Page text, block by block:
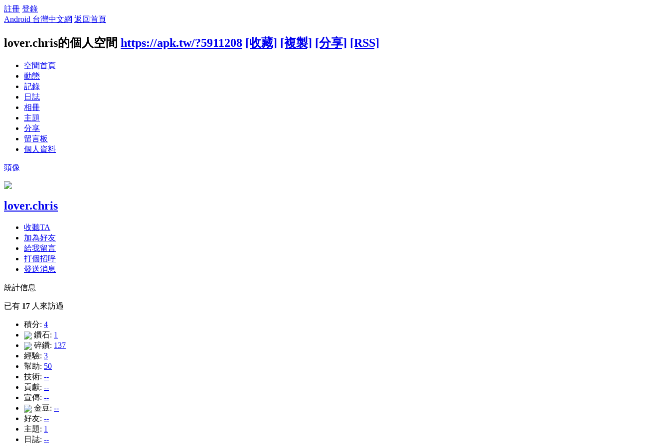
註冊 登錄
Android 台灣中文網 返回首頁
lover.chris的個人空間 https://apk.tw/?5911208 [收藏] [複製] [分享] [RSS]
空間首頁
動態
記錄
日誌
相冊
主題
分享
留言板
個人資料
頭像
lover.chris
收聽TA
加為好友
給我留言
打個招呼
發送消息
統計信息
已有 17 人來訪過
積分: 4
鑽石: 1
碎鑽: 137
經驗: 3
幫助: 50
技術: --
貢獻: --
宣傳: --
金豆: --
好友: --
主題: 1
日誌: --